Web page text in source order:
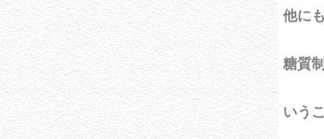
他に
糖質
いう